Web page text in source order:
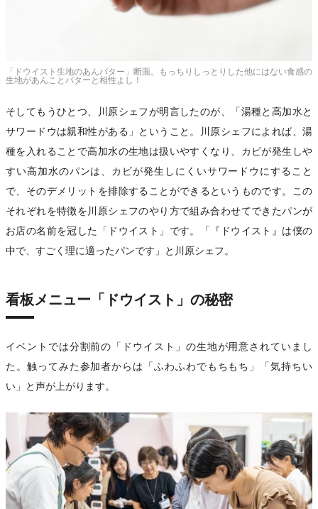
「ドウイスト生地のあんバター」断面。もっちりしっとりした他にはない食感の
生地があんことバターと相性よし！
そしてもうひとつ、川原シェフが明言したのが、「湯種と高加水と
サワードウは親和性がある」ということ。川原シェフによれば、湯
種を入れることで高加水の生地は扱いやすくなり、カビが発生しや
すい高加水のパンは、カビが発生しにくいサワードウにすること
で、そのデメリットを排除することができるというものです。この
それぞれを特徴を川原シェフのやり方で組み合わせてできたパンが
お店の名前を冠した「ドウイスト」です。「『ドウイスト』は僕の
中で、すごく理に適ったパンです」と川原シェフ。
看板メニュー「ドウイスト」の秘密
イベントでは分割前の「ドウイスト」の生地が用意されていまし
た。触ってみた参加者からは「ふわふわでもちもち」「気持ちい
い」と声が上がります。